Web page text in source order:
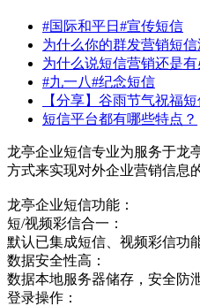
#国际和平日#宣传短信
为什么你的群发营销短信
为什么说短信营销还是有
#九一八#纪念短信
【分享】谷雨节气祝福
短信平台都有哪些特点？
龙亭企业短信专业为服务于龙
方式来实现对外企业营销信息
龙亭企业短信功能：
短/视频彩信合一：
默认已集成短信、视频彩信功
数据安全性高：
数据本地服务器储存，安全防
登录操作：